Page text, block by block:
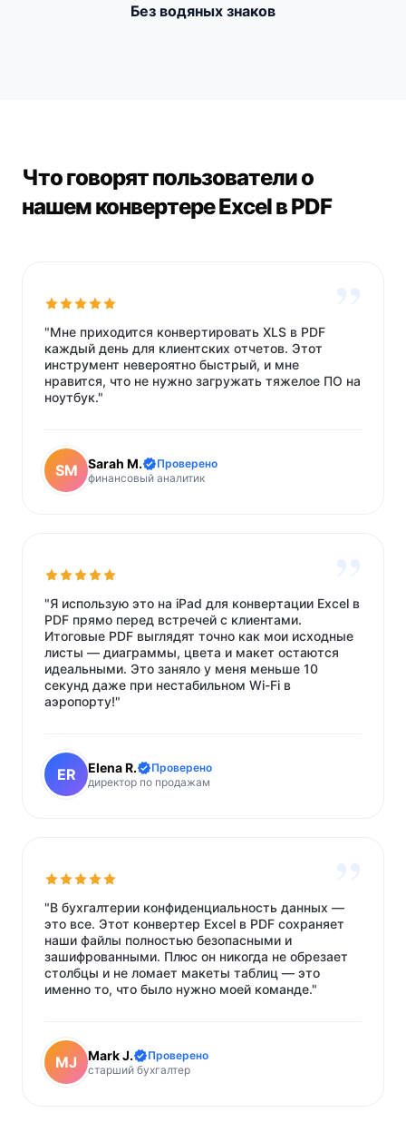
Без водяных знаков
Что говорят пользователи о
нашем конвертере Excel в PDF
"Мне приходится конвертировать XLS в PDF
каждый день для клиентских отчетов. Этот
инструмент невероятно быстрый, и мне
нравится, что не нужно загружать тяжелое ПО на
ноутбук."
SM Sarah M.
Проверено
финансовый аналитик
"Я использую это на iPad для конвертации Excel в
PDF прямо перед встречей с клиентами.
Итоговые PDF выглядят точно как мои исходные
листы — диаграммы, цвета и макет остаются
идеальными. Это заняло у меня меньше 10
секунд даже при нестабильном Wi-Fi в
аэропорту!"
ER Elena R.
Проверено
директор по продажам
"В бухгалтерии конфиденциальность данных —
это все. Этот конвертер Excel в PDF сохраняет
наши файлы полностью безопасными и
зашифрованными. Плюс он никогда не обрезает
столбцы и не ломает макеты таблиц — это
именно то, что было нужно моей команде."
MJ Mark J.
Проверено
старший бухгалтер